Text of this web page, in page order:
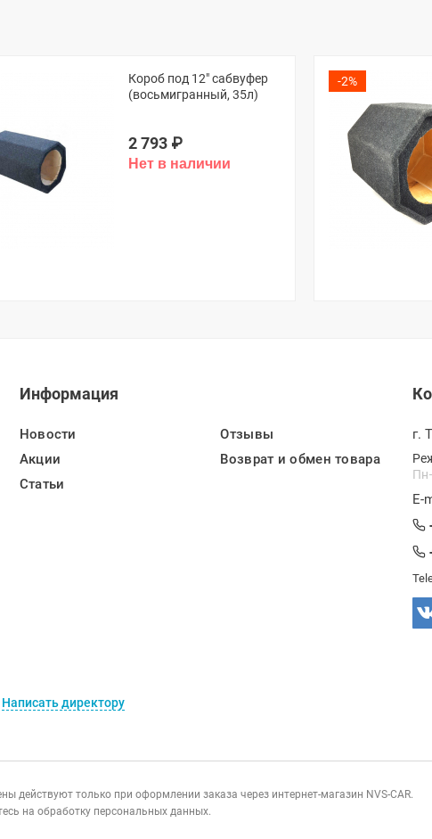
Короб под 12" сабвуфер
(восьмигранный, 35л)
2 793 ₽
-2%
Информация
Новости
Акции
Статьи
Отзывы
Возврат и обмен товара
г.
E-
Написать директору
только при оформлении заказа через интернет-магазин NVS-CAR.
на обработку персональных данных.